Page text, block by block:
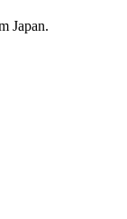
Japan.